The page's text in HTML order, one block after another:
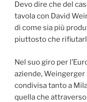
Devo dire che del
tavola con David
di come sia più
piuttosto che
Nel suo giro per
aziende,
condivisa tanto a
quella che